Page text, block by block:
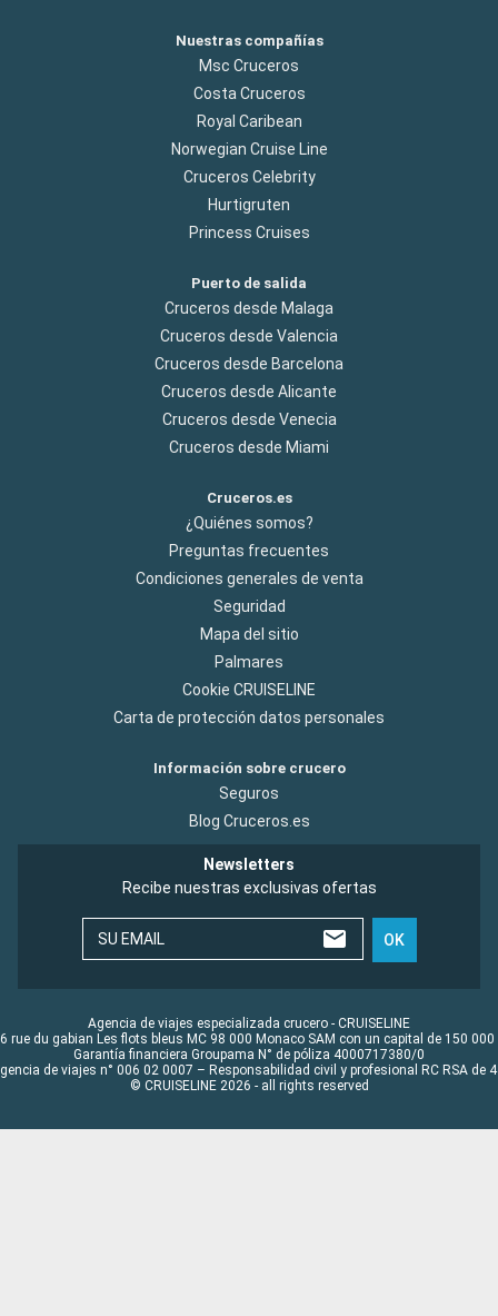
Nuestras compañías
Msc Cruceros
Costa Cruceros
Royal Caribean
Norwegian Cruise Line
Cruceros Celebrity
Hurtigruten
Princess Cruises
Puerto de salida
Cruceros desde Malaga
Cruceros desde Valencia
Cruceros desde Barcelona
Cruceros desde Alicante
Cruceros desde Venecia
Cruceros desde Miami
Cruceros.es
¿Quiénes somos?
Preguntas frecuentes
Condiciones generales de venta
Seguridad
Mapa del sitio
Palmares
Cookie CRUISELINE
Carta de protección datos personales
Información sobre crucero
Seguros
Blog Cruceros.es
Newsletters
Recibe nuestras exclusivas ofertas
SU EMAIL OK
Agencia de viajes especializada crucero - CRUISELINE
rue du gabian Les flots bleus MC 98 000 Monaco SAM con un capital de 150 000
Garantía financiera Groupama N° de póliza 4000717380/0
de viajes n° 006 02 0007 – Responsabilidad civil y profesional RC RSA de
© CRUISELINE 2026 - all rights reserved